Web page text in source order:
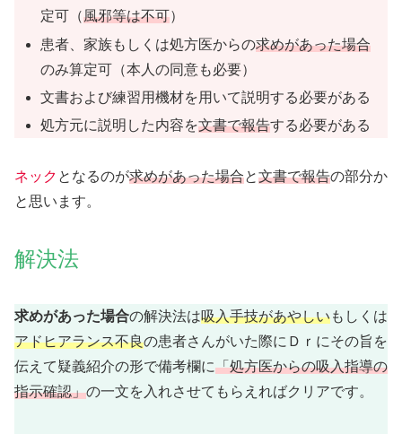
定可（風邪等は不可）
患者、家族もしくは処方医からの求めがあった場合
のみ算定可（本人の同意も必要）
文書および練習用機材を用いて説明する必要がある
処方元に説明した内容を文書で報告する必要がある
ネック となるのが求めがあった場合と文書で報告の部分か
と思います。
解決法
求めがあった場合の解決法は吸入手技があやしいもしくは
アドヒアランス不良の患者さんがいた際にＤｒにその旨を
伝えて疑義紹介の形で備考欄に「処方医からの吸入指導の
指示確認」の一文を入れさせてもらえればクリアです。